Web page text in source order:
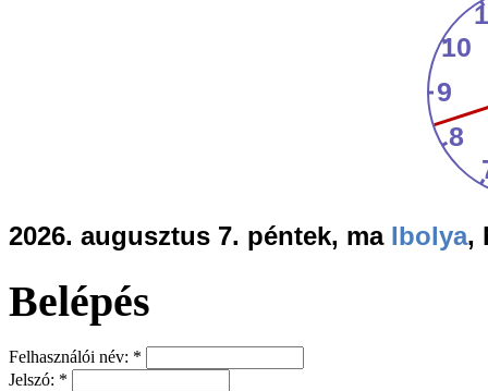
2026. augusztus 7. péntek, ma Ibolya,
Belépés
Felhasználói név: *
Jelszó: *